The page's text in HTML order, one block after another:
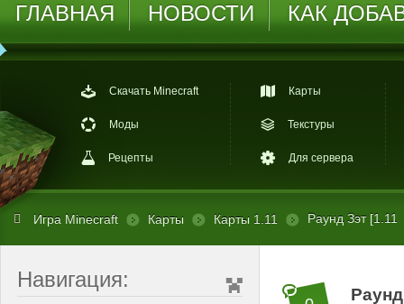
ГЛАВНАЯ НОВОСТИ КАК
Скачать Minecraft
Моды
Рецепты
Карты
Текстуры
Для сервера
Игра Minecraft Карты Карты 1.11 Раунд Зэт [1.11
Навигация: